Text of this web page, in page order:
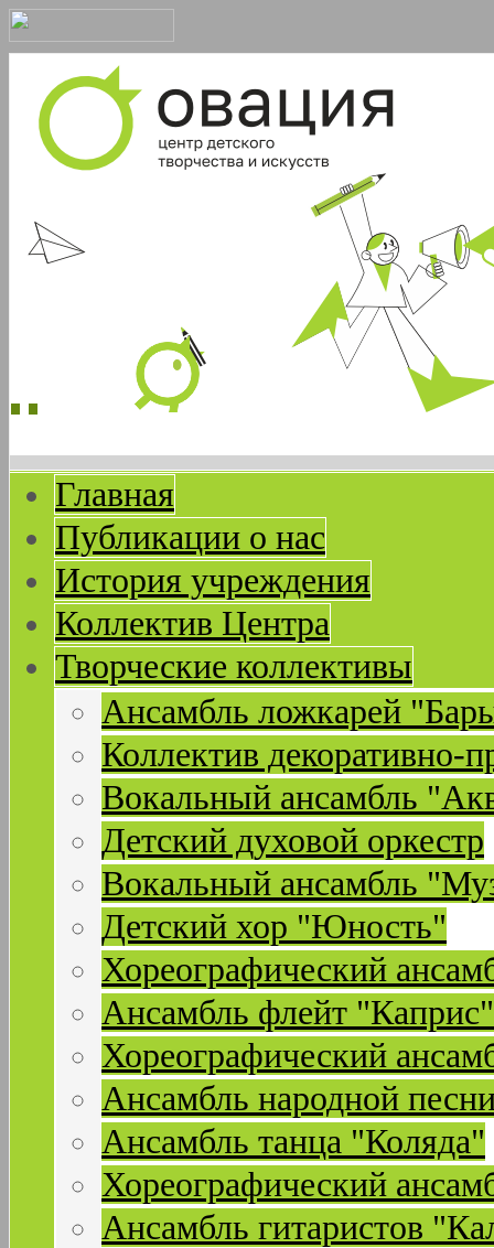
Главная
Публикации о нас
История учреждения
Коллектив Центра
Творческие коллективы
Ансамбль ложкарей
Коллектив декоративно-
Вокальный ансамбль
Детский духовой оркестр
Вокальный ансамбль
Детский хор "Юность"
Хореографический
Ансамбль флейт "Каприс"
Хореографический
Ансамбль народной
Ансамбль танца "Коляда"
Хореографический
Ансамбль гитаристов